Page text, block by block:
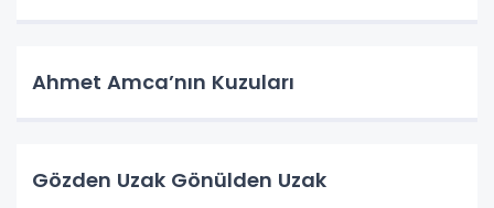
Ahmet Amca’nın Kuzuları
Gözden Uzak Gönülden Uzak